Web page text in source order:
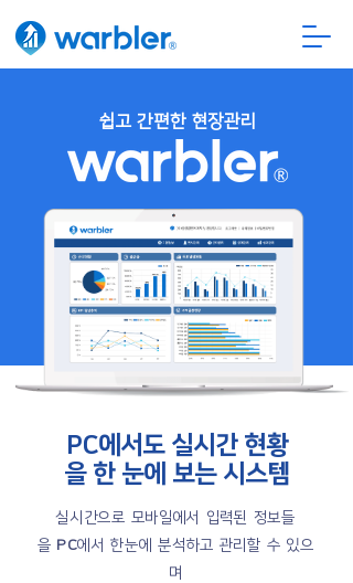
쉽고 간편한 현장관리
PC에서도 실시간 현황
을 한 눈에 보는 시스템
실시간으로 모바일에서 입력된 정보들
을 PC에서 한눈에 분석하고 관리할 수 있으
며